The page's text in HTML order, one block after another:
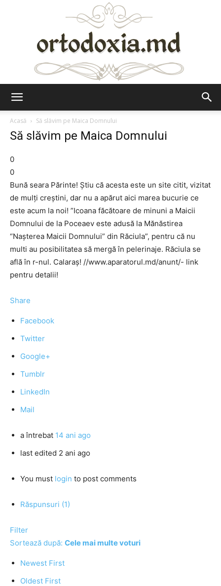
Acasă
Să slăvim pe Maica Domnului
Să slăvim pe Maica Domnului
0
0
Bună seara Părinte! Știu că acesta este un site citit, vizitat
de mulți creștini, dar nu a apărut aici marea bucurie ce
este acum la noi! ”Icoana făcătoare de minuni a Maicii
Domnului de la Poceaev este adusă la Mănăstirea
“Naşterea Maicii Domnului” din Răciula”, pentru că nu
multi au posibilitatea să mergă în pelerinaje. Răciula se
află în r-nul. Calaraș! //www.aparatorul.md/anunt/- link
pentru detalii!
Share
Facebook
Twitter
Google+
Tumblr
LinkedIn
Mail
a întrebat 14 ani ago
last edited 2 ani ago
You must login to post comments
Răspunsuri (1)
Filter
Sortează după: Cele mai multe voturi
Newest First
Oldest First